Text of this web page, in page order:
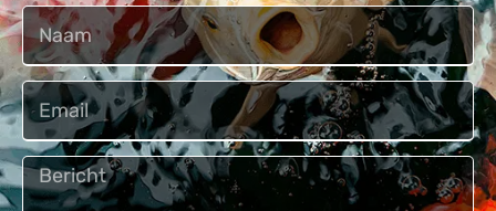
Naam
Email
Bericht